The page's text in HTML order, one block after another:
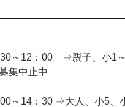
～12：00 ⇒親子、小1
集中止中
～14：30 ⇒大人、小5、